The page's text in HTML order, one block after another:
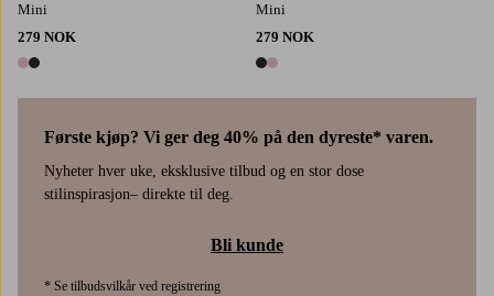
Mini
279 NOK
2 farger
Første kjøp? Vi ger deg 40% på den dyreste* varen.
Nyheter hver uke, eksklusive tilbud og en stor dose
stilinspirasjon– direkte til deg.
Bli kunde
* Se tilbudsvilkår ved registrering
Mini
279 NOK
2 farger